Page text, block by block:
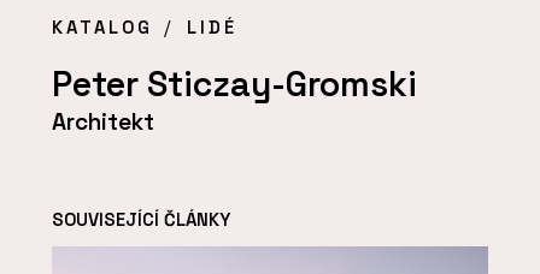
KATALOG LIDÉ
Peter Sticzay-Gromski
Architekt
SOUVISEJÍCÍ ČLÁNKY